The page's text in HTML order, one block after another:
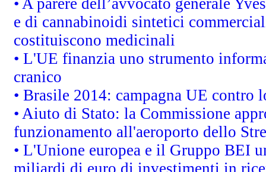
e di cannabinoidi sintetici
costituiscono medicinali
• L'UE finanzia uno strumento
cranico
• Brasile 2014: campagna UE contro
• Aiuto di Stato: la Commissione
funzionamento all'aeroporto dello
• L'Unione europea e il Gruppo BEI
miliardi di euro di investimenti in